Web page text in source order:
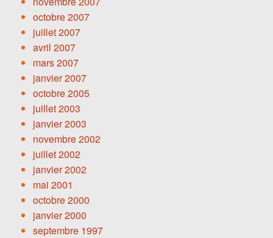
octobre 2007
juillet 2007
avril 2007
mars 2007
janvier 2007
octobre 2005
juillet 2003
janvier 2003
novembre 2002
juillet 2002
janvier 2002
mai 2001
octobre 2000
janvier 2000
septembre 1997